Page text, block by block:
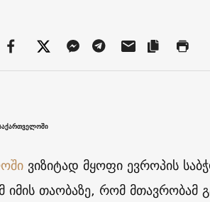
ვიზიტად მყოფი ევროპის
იმის თაობაზე, რომ მთავრობამ